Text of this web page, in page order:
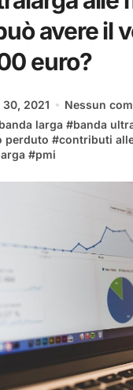
avere il
euro?
30, 2021
Nessun
banda larga #banda
perduto #contributi
#pmi